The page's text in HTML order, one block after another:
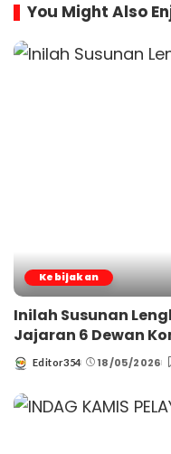
You Might Also
Kebijakan
Inilah Susunan
Jajaran 6 Dewan
Posted
Editor354 18/05/2026